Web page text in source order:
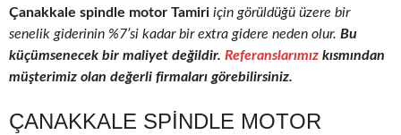
Çanakkale spindle motor Tamiri için görüldüğü üzere bir
senelik giderinin %7’si kadar bir extra gidere neden olur. Bu
küçümsenecek bir maliyet değildir. Referanslarımız kısmından
müşterimiz olan değerli firmaları görebilirsiniz.
ÇANAKKALE SPINDLE MOTOR